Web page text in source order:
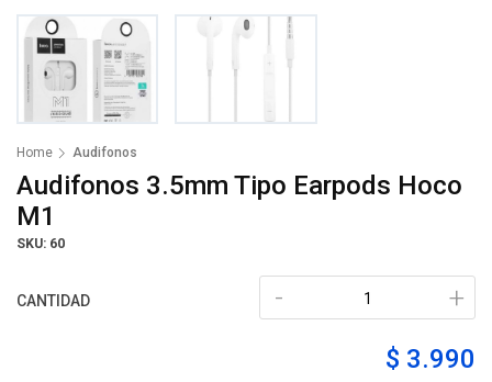
Home Audifonos
Audifonos 3.5mm Tipo Earpods Hoco
M1
SKU: 60
CANTIDAD +
-
$ 3.990